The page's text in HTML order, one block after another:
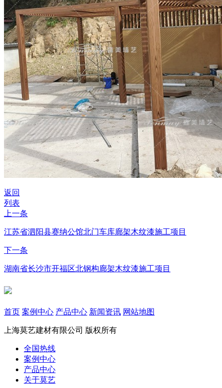
返回
列表
上一条
江苏省泗阳县赛纳公馆北门车库廊架木纹漆施工项目
下一条
湖南省长沙市开福区北钢构廊架木纹漆施工项目
首页 案例中心 产品中心 新闻资讯 网站地图
上海莫艺建材有限公司 版权所有
全国热线
案例中心
产品中心
关于莫艺